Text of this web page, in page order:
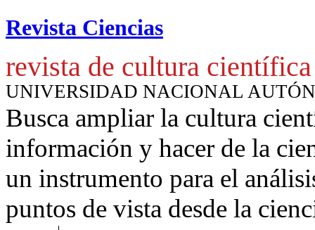
Revista Ciencias
revista de cultura científica
UNIVERSIDAD NACIONAL
Busca ampliar la cultura
información y hacer de la
un instrumento para el
puntos de vista desde la